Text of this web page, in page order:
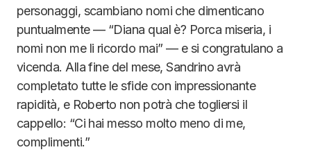
personaggi, scambiano nomi che dimenticano
puntualmente — “Diana qual è? Porca miseria, i
nomi non me li ricordo mai” — e si congratulano a
vicenda. Alla fine del mese, Sandrino avrà
completato tutte le sfide con impressionante
rapidità, e Roberto non potrà che togliersi il
cappello: “Ci hai messo molto meno di me,
complimenti.”